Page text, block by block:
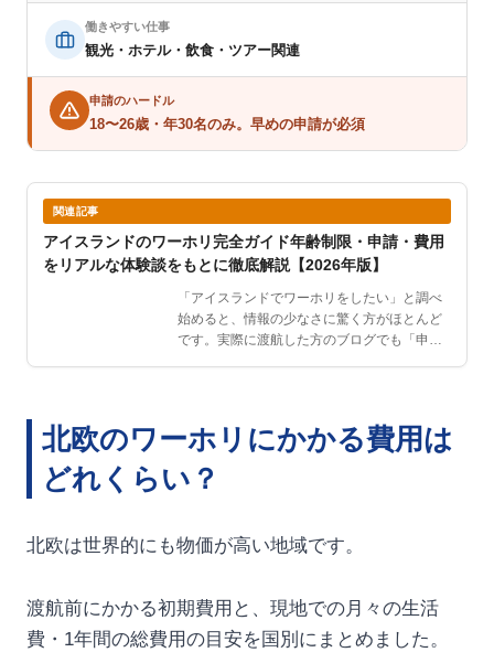
働きやすい仕事
観光・ホテル・飲食・ツアー関連
申請のハードル
18〜26歳・年30名のみ。早めの申請が必須
関連記事
アイスランドのワーホリ完全ガイド年齢制限・申請・費用
をリアルな体験談をもとに徹底解説【2026年版】
「アイスランドでワーホリをしたい」と調べ
始めると、情報の少なさに驚く方がほとんど
です。実際に渡航した方のブログでも「申請
北欧のワーホリにかかる費用は
どれくらい？
北欧は世界的にも物価が高い地域です。
渡航前にかかる初期費用と、現地での月々の生活
費・1年間の総費用の目安を国別にまとめました。